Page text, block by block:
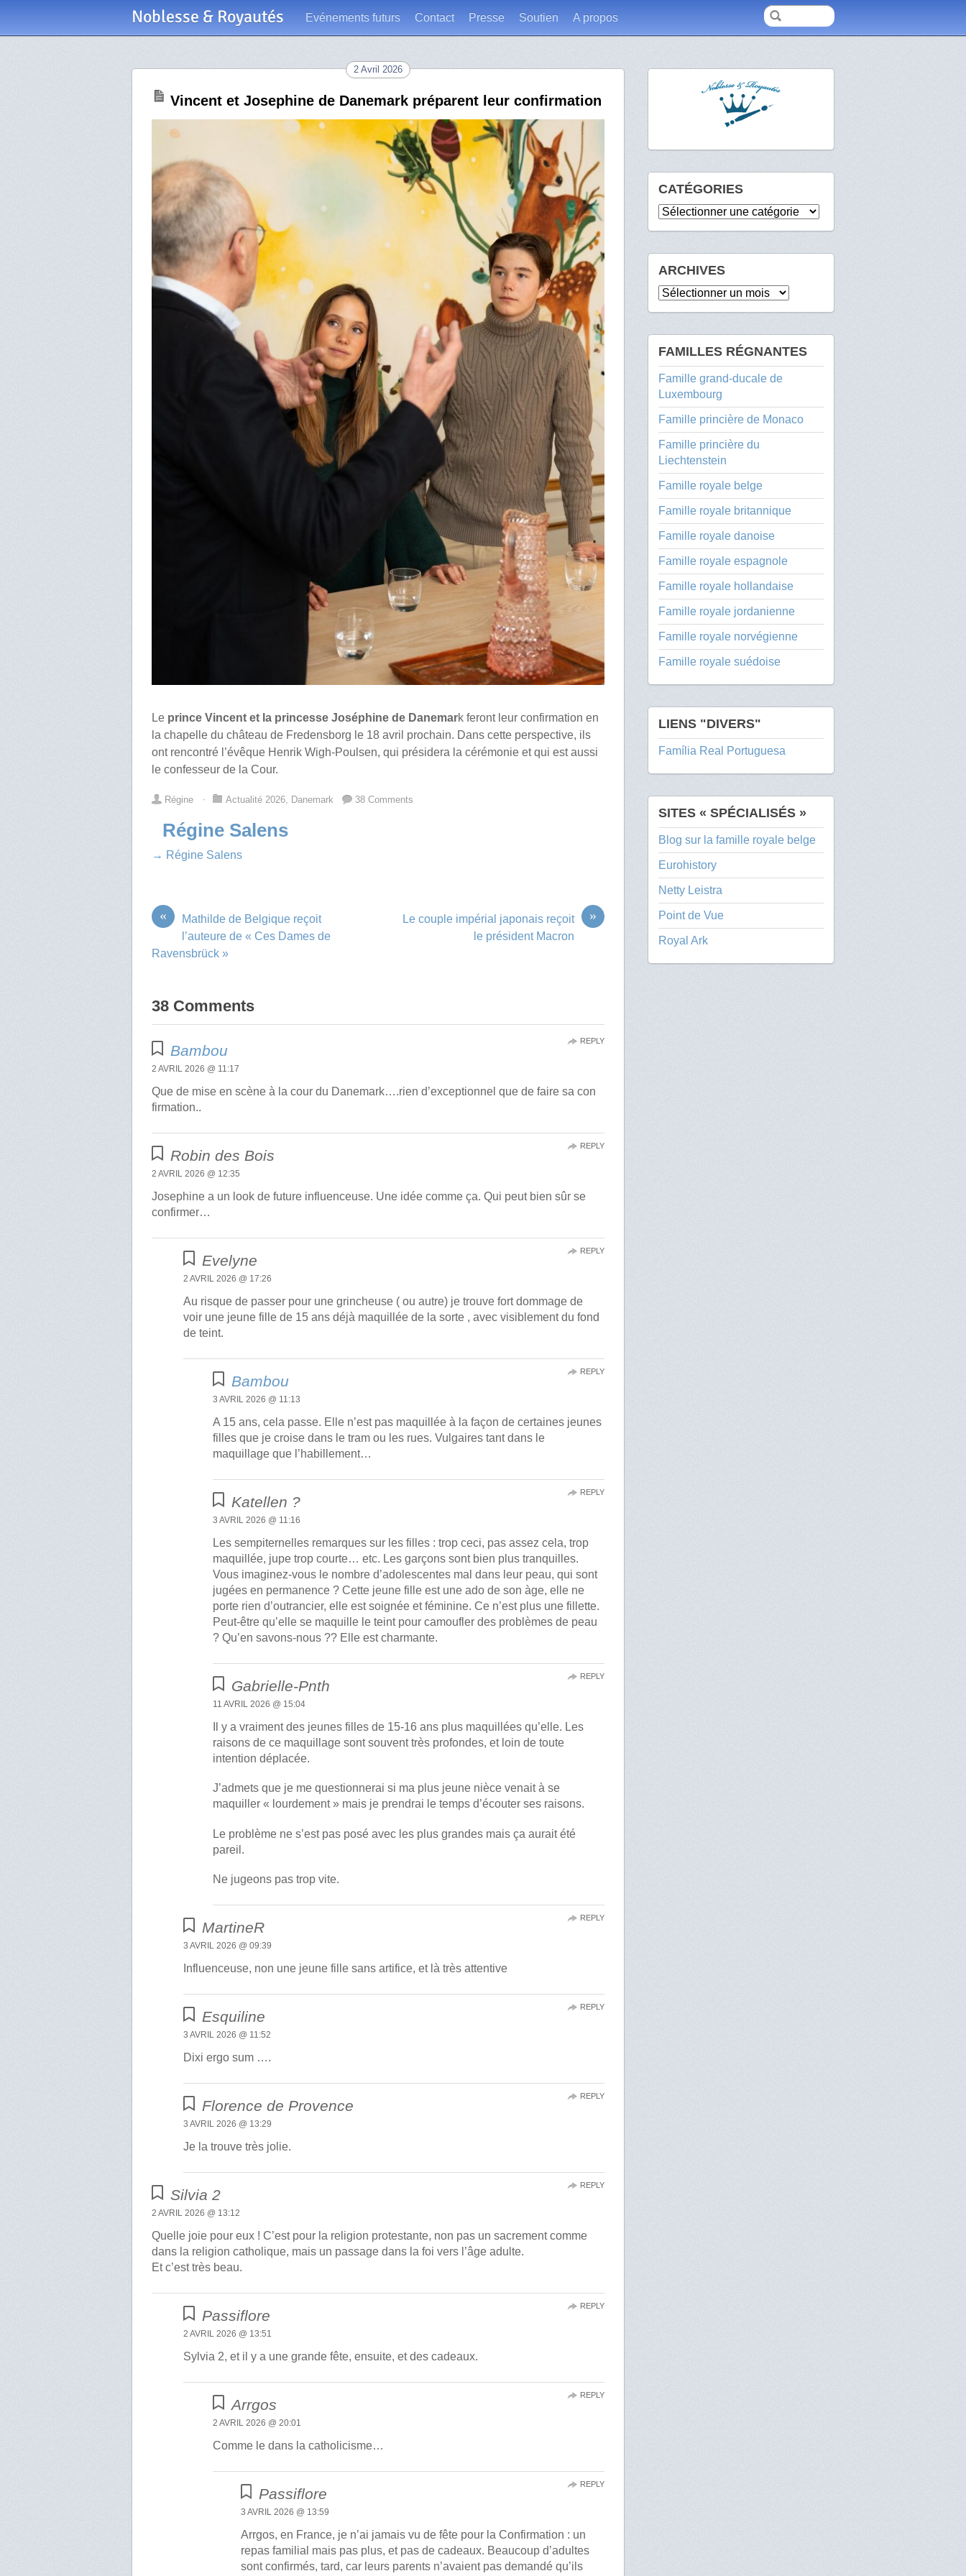
Noblesse & Royautés Evénements futurs Contact Presse Soutien A propos
2 Avril 2026
Vincent et Josephine de Danemark préparent leur confirmation
Le prince Vincent et la princesse Joséphine de Danemark feront leur confirmation en
la chapelle du château de Fredensborg le 18 avril prochain. Dans cette perspective, ils
ont rencontré l’évêque Henrik Wigh-Poulsen, qui présidera la cérémonie et qui est aussi
le confesseur de la Cour.
Régine ⋅ Actualité 2026, Danemark 38 Comments
Régine Salens
→ Régine Salens
«
Mathilde de Belgique reçoit
l’auteure de « Ces Dames de
Ravensbrück »
»
Le couple impérial japonais reçoit
le président Macron
38 Comments
Bambou
2 AVRIL 2026 @ 11:17
Que de mise en scène à la cour du Danemark….rien d’exceptionnel que de faire sa con
firmation..
REPLY
Robin des Bois
2 AVRIL 2026 @ 12:35
Josephine a un look de future influenceuse. Une idée comme ça. Qui peut bien sûr se
confirmer…
REPLY
Evelyne
2 AVRIL 2026 @ 17:26
Au risque de passer pour une grincheuse ( ou autre) je trouve fort dommage de
voir une jeune fille de 15 ans déjà maquillée de la sorte , avec visiblement du fond
de teint.
REPLY
Bambou
3 AVRIL 2026 @ 11:13
A 15 ans, cela passe. Elle n’est pas maquillée à la façon de certaines jeunes
filles que je croise dans le tram ou les rues. Vulgaires tant dans le
maquillage que l’habillement…
REPLY
Katellen ?
3 AVRIL 2026 @ 11:16
Les sempiternelles remarques sur les filles : trop ceci, pas assez cela, trop
maquillée, jupe trop courte… etc. Les garçons sont bien plus tranquilles.
Vous imaginez-vous le nombre d’adolescentes mal dans leur peau, qui sont
jugées en permanence ? Cette jeune fille est une ado de son àge, elle ne
porte rien d’outrancier, elle est soignée et féminine. Ce n’est plus une fillette.
Peut-être qu’elle se maquille le teint pour camoufler des problèmes de peau
? Qu’en savons-nous ?? Elle est charmante.
REPLY
Gabrielle-Pnth
11 AVRIL 2026 @ 15:04
Il y a vraiment des jeunes filles de 15-16 ans plus maquillées qu’elle. Les
raisons de ce maquillage sont souvent très profondes, et loin de toute
intention déplacée.
J’admets que je me questionnerai si ma plus jeune nièce venait à se
maquiller « lourdement » mais je prendrai le temps d’écouter ses raisons.
Le problème ne s’est pas posé avec les plus grandes mais ça aurait été
pareil.
Ne jugeons pas trop vite.
REPLY
MartineR
3 AVRIL 2026 @ 09:39
Influenceuse, non une jeune fille sans artifice, et là très attentive
REPLY
Esquiline
3 AVRIL 2026 @ 11:52
Dixi ergo sum ….
REPLY
Florence de Provence
3 AVRIL 2026 @ 13:29
Je la trouve très jolie.
REPLY
Silvia 2
2 AVRIL 2026 @ 13:12
Quelle joie pour eux ! C’est pour la religion protestante, non pas un sacrement comme
dans la religion catholique, mais un passage dans la foi vers l’âge adulte.
Et c’est très beau.
REPLY
Passiflore
2 AVRIL 2026 @ 13:51
Sylvia 2, et il y a une grande fête, ensuite, et des cadeaux.
REPLY
Arrgos
2 AVRIL 2026 @ 20:01
Comme le dans la catholicisme…
REPLY
Passiflore
3 AVRIL 2026 @ 13:59
Arrgos, en France, je n’ai jamais vu de fête pour la Confirmation : un
repas familial mais pas plus, et pas de cadeaux. Beaucoup d’adultes
sont confirmés, tard, car leurs parents n’avaient pas demandé qu’ils
REPLY
CATÉGORIES
Catégories
ARCHIVES
Archives
FAMILLES RÉGNANTES
Famille grand-ducale de
Luxembourg
Famille princière de Monaco
Famille princière du
Liechtenstein
Famille royale belge
Famille royale britannique
Famille royale danoise
Famille royale espagnole
Famille royale hollandaise
Famille royale jordanienne
Famille royale norvégienne
Famille royale suédoise
LIENS "DIVERS"
Família Real Portuguesa
SITES « SPÉCIALISÉS »
Blog sur la famille royale belge
Eurohistory
Netty Leistra
Point de Vue
Royal Ark